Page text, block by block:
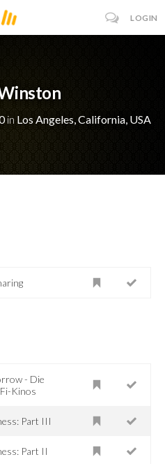
LOGIN
in Los Angeles, California, USA
- Die
Kinos
Part III
Part II